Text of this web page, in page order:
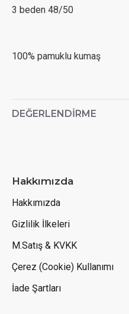
3 beden 48/50
100% pamuklu kumaş
DEĞERLENDIRME
Hakkımızda
Hakkımızda
Gizlilik İlkeleri
M.Satış & KVKK
Çerez (Cookie) Kullanımı
İade Şartları